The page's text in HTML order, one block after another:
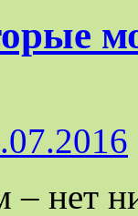
нет